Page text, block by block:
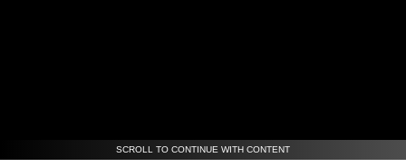
SCROLL TO CONTINUE WITH CONTENT